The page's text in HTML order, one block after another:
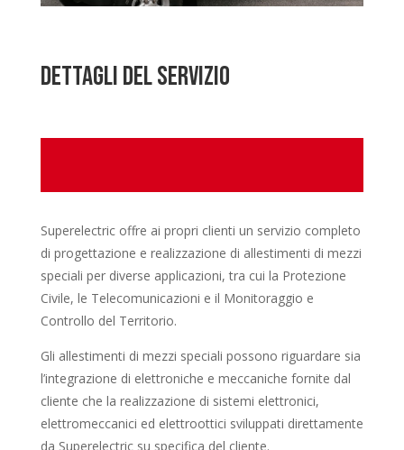
Dettagli del Servizio
Superelectric offre ai propri clienti un servizio completo
di progettazione e realizzazione di allestimenti di mezzi
speciali per diverse applicazioni, tra cui la Protezione
Civile, le Telecomunicazioni e il Monitoraggio e
Controllo del Territorio.
Gli allestimenti di mezzi speciali possono riguardare sia
l’integrazione di elettroniche e meccaniche fornite dal
cliente che la realizzazione di sistemi elettronici,
elettromeccanici ed elettroottici sviluppati direttamente
da Superelectric su specifica del cliente.